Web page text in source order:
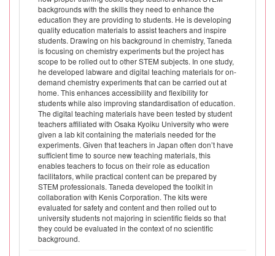
backgrounds with the skills they need to enhance the
education they are providing to students. He is developing
quality education materials to assist teachers and inspire
students. Drawing on his background in chemistry, Taneda
is focusing on chemistry experiments but the project has
scope to be rolled out to other STEM subjects. In one study,
he developed labware and digital teaching materials for on-
demand chemistry experiments that can be carried out at
home. This enhances accessibility and flexibility for
students while also improving standardisation of education.
The digital teaching materials have been tested by student
teachers affiliated with Osaka Kyoiku University who were
given a lab kit containing the materials needed for the
experiments. Given that teachers in Japan often don’t have
sufficient time to source new teaching materials, this
enables teachers to focus on their role as education
facilitators, while practical content can be prepared by
STEM professionals. Taneda developed the toolkit in
collaboration with Kenis Corporation. The kits were
evaluated for safety and content and then rolled out to
university students not majoring in scientific fields so that
they could be evaluated in the context of no scientific
background.